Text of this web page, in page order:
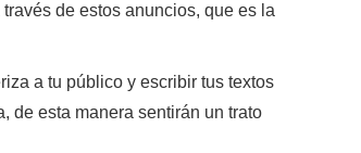
de estos anuncios, que es la
a tu público y escribir tus textos
de esta manera sentirán un trato